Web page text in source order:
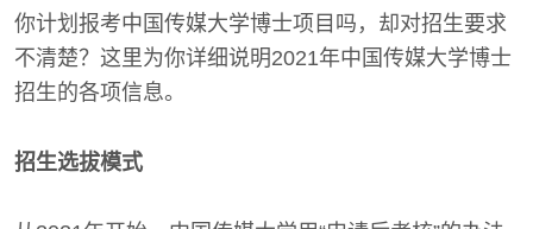
你计划报考中国传媒大学博士项目吗，却对招生要求
不清楚？这里为你详细说明2021年中国传媒大学博士
招生的各项信息。
招生选拔模式